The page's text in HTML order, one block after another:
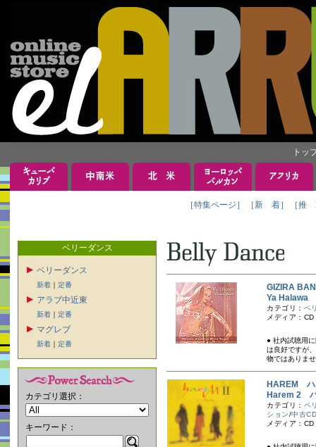
トッ
［特集ページ］ ［新 着］ ［推
ベリーダンス
ベリーダンス
新着 ｜ 定番
アラブ中近東
新着 ｜ 定番
マグレブ
新着 ｜ 定番
カテゴリ選択：
キーワード：
GIZIRA
Ya Halawa
カテゴリ： ベ
メディア：CD
● 社内試聴用
は良好ですが
物ではありま
HAREM ハ
Harem 2
カテゴリ： ベ
ション/中古CD
メディア：CD